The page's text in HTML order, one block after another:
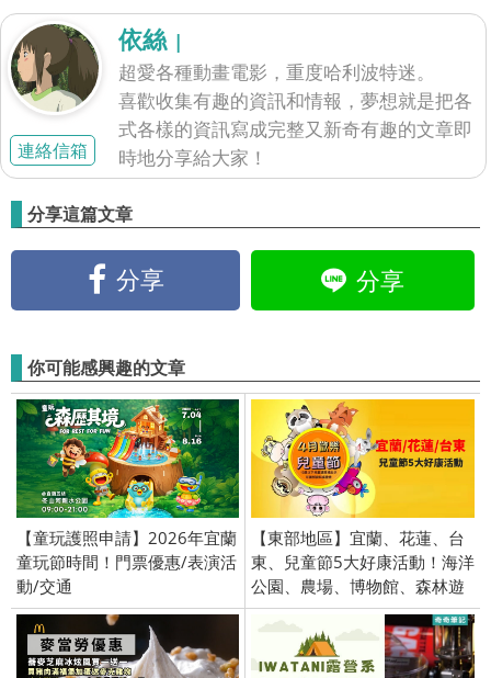
連絡信箱
依絲 |
超愛各種動畫電影，重度哈利波特迷。
喜歡收集有趣的資訊和情報，夢想就是把各
式各樣的資訊寫成完整又新奇有趣的文章即
時地分享給大家！
分享這篇文章
分享 分享
你可能感興趣的文章
【童玩護照申請】2026年宜蘭
童玩節時間！門票優惠/表演活
動/交通
【東部地區】宜蘭、花蓮、台
東、兒童節5大好康活動！海洋
公園、農場、博物館、森林遊
樂區。